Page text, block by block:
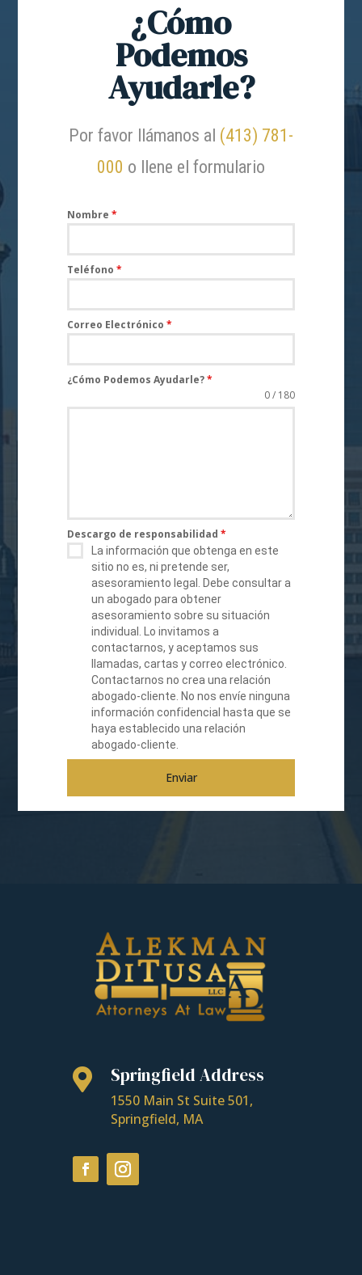
¿Cómo
Podemos
Ayudarle?
Por favor llámanos al (413) 781-
000 o llene el formulario
Nombre*
Teléfono*
Correo Electrónico*
¿Cómo Podemos Ayudarle?*
0 / 180
Descargo de responsabilidad*
La información que obtenga en este
sitio no es, ni pretende ser,
asesoramiento legal. Debe consultar a
un abogado para obtener
asesoramiento sobre su situación
individual. Lo invitamos a
contactarnos, y aceptamos sus
llamadas, cartas y correo electrónico.
Contactarnos no crea una relación
abogado-cliente. No nos envíe ninguna
información confidencial hasta que se
haya establecido una relación
abogado-cliente.
Enviar
 Springfield Address
1550 Main St Suite 501,
Springfield, MA